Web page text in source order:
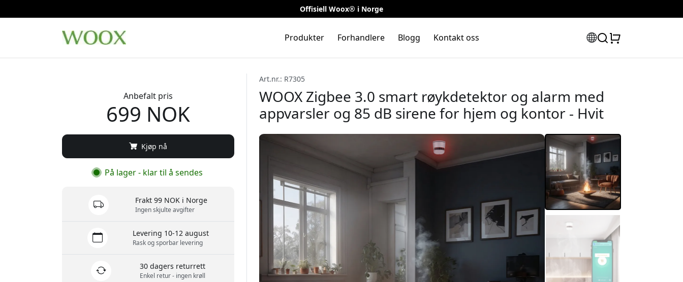
Offisiell Woox® i Norge
Produkter Forhandlere Blogg Kontakt oss
Art.nr.: R7305
WOOX Zigbee 3.0 smart røykdetektor og alarm med
appvarsler og 85 dB sirene for hjem og kontor - Hvit
Anbefalt pris
699 NOK
Kjøp nå
På lager - klar til å sendes
Frakt 99 NOK i Norge
Ingen skjulte avgifter
Levering 10-12 august
Rask og sporbar levering
30 dagers returrett
Enkel retur - ingen krøll